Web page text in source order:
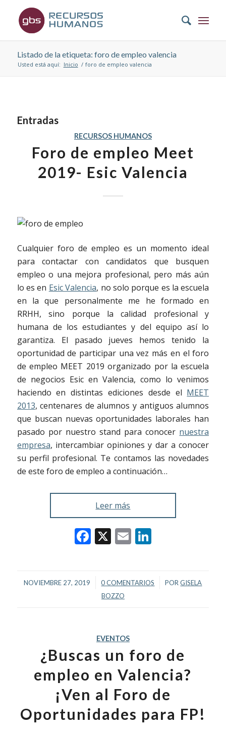
Listado de la etiqueta: foro de empleo valencia
Usted está aquí: Inicio / foro de empleo valencia
Entradas
RECURSOS HUMANOS
Foro de empleo Meet
2019- Esic Valencia
Cualquier foro de empleo es un momento ideal
para contactar con candidatos que busquen
empleo o una mejora profesional, pero más aún
lo es en Esic Valencia, no solo porque es la escuela
en la que personalmente me he formado en
RRHH, sino porque la calidad profesional y
humana de los estudiantes y del equipo así lo
garantiza. El pasado jueves hemos tenido la
oportunidad de participar una vez más en el foro
de empleo MEET 2019 organizado por la escuela
de negocios Esic en Valencia, como lo venimos
haciendo en distintas ediciones desde el MEET
2013, centenares de alumnos y antiguos alumnos
que buscan nuevas oportunidades laborales han
pasado por nuestro stand para conocer nuestra
empresa, intercambiar opiniones y dar a conocer
su perfil profesional. Te contamos las novedades
de este foro de empleo a continuación…
Leer más
Facebook
X EmailLinkedIn
NOVIEMBRE 27, 2019
/ 0 COMENTARIOS
/ PORGISELA
BOZZO
EVENTOS
¿Buscas un foro de
empleo en Valencia?
¡Ven al Foro de
Oportunidades para FP!